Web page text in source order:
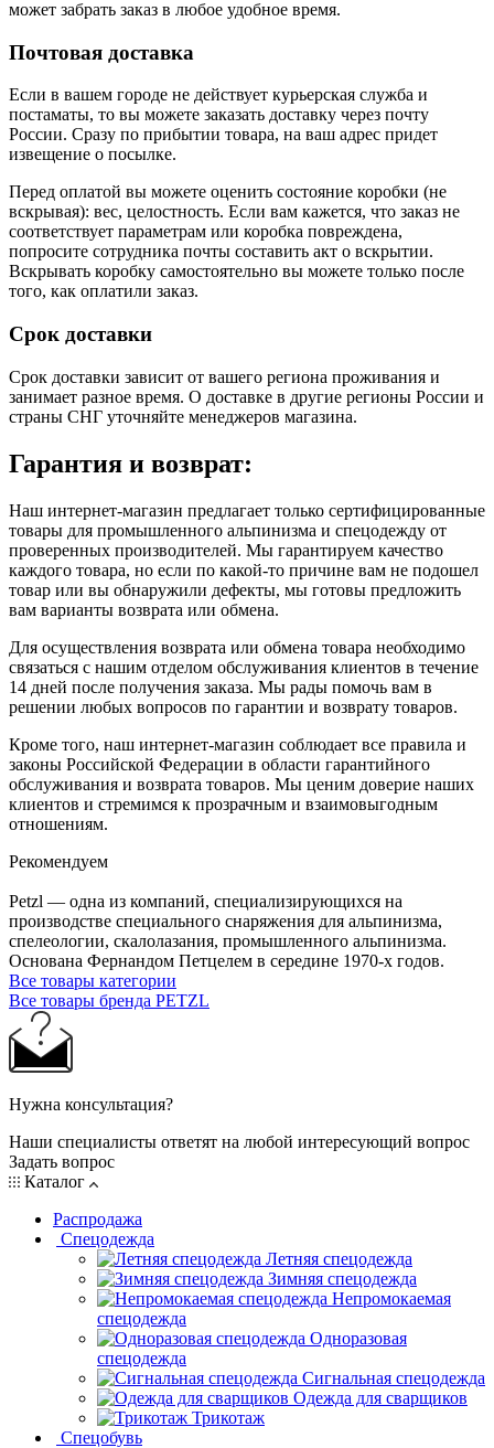
может забрать заказ в любое удобное время.
Почтовая доставка
Если в вашем городе не действует курьерская служба и
постаматы, то вы можете заказать доставку через почту
России. Сразу по прибытии товара, на ваш адрес придет
извещение о посылке.
Перед оплатой вы можете оценить состояние коробки (не
вскрывая): вес, целостность. Если вам кажется, что заказ не
соответствует параметрам или коробка повреждена,
попросите сотрудника почты составить акт о вскрытии.
Вскрывать коробку самостоятельно вы можете только после
того, как оплатили заказ.
Срок доставки
Срок доставки зависит от вашего региона проживания и
занимает разное время. О доставке в другие регионы России и
страны СНГ уточняйте менеджеров магазина.
Гарантия и возврат:
Наш интернет-магазин предлагает только сертифицированные
товары для промышленного альпинизма и спецодежду от
проверенных производителей. Мы гарантируем качество
каждого товара, но если по какой-то причине вам не подошел
товар или вы обнаружили дефекты, мы готовы предложить
вам варианты возврата или обмена.
Для осуществления возврата или обмена товара необходимо
связаться с нашим отделом обслуживания клиентов в течение
14 дней после получения заказа. Мы рады помочь вам в
решении любых вопросов по гарантии и возврату товаров.
Кроме того, наш интернет-магазин соблюдает все правила и
законы Российской Федерации в области гарантийного
обслуживания и возврата товаров. Мы ценим доверие наших
клиентов и стремимся к прозрачным и взаимовыгодным
отношениям.
Рекомендуем
Petzl — одна из компаний, специализирующихся на
производстве специального снаряжения для альпинизма,
спелеологии, скалолазания, промышленного альпинизма.
Основана Фернандом Петцелем в середине 1970-х годов.
Все товары категории
Все товары бренда PETZL
Нужна консультация?
Наши специалисты ответят на любой интересующий вопрос
Задать вопрос
Каталог
Распродажа
Спецодежда
Летняя спецодежда
Зимняя спецодежда
Непромокаемая
спецодежда
Одноразовая
спецодежда
Сигнальная спецодежда
Одежда для сварщиков
Трикотаж
Спецобувь